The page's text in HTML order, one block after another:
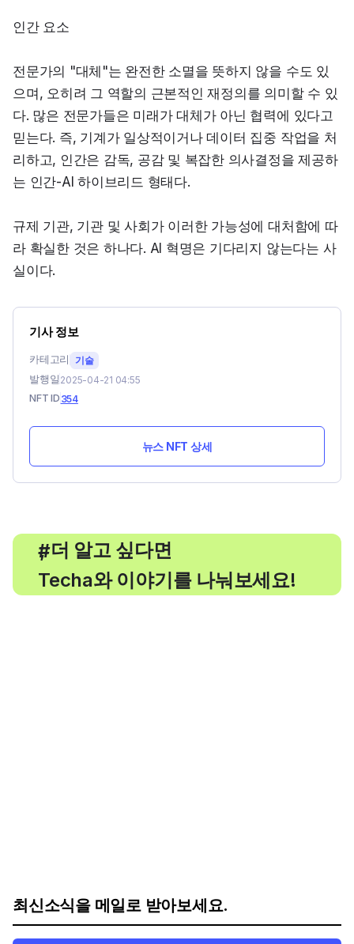
인간 요소
전문가의 "대체"는 완전한 소멸을 뜻하지 않을 수도 있
으며, 오히려 그 역할의 근본적인 재정의를 의미할 수 있
다. 많은 전문가들은 미래가 대체가 아닌 협력에 있다고
믿는다. 즉, 기계가 일상적이거나 데이터 집중 작업을 처
리하고, 인간은 감독, 공감 및 복잡한 의사결정을 제공하
는 인간-AI 하이브리드 형태다.
규제 기관, 기관 및 사회가 이러한 가능성에 대처함에 따
라 확실한 것은 하나다. AI 혁명은 기다리지 않는다는 사
실이다.
기사 정보
카테고리 기술
발행일 2025-04-21 04:55
NFT ID 354
뉴스 NFT 상세
#
, 더 알고 싶다면
Techa와 이야기를 나눠보세요!
최신소식을 메일로 받아보세요.